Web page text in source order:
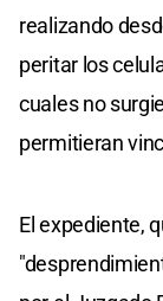
realizando
peritar los
cuales no
permitieran
El expediente,